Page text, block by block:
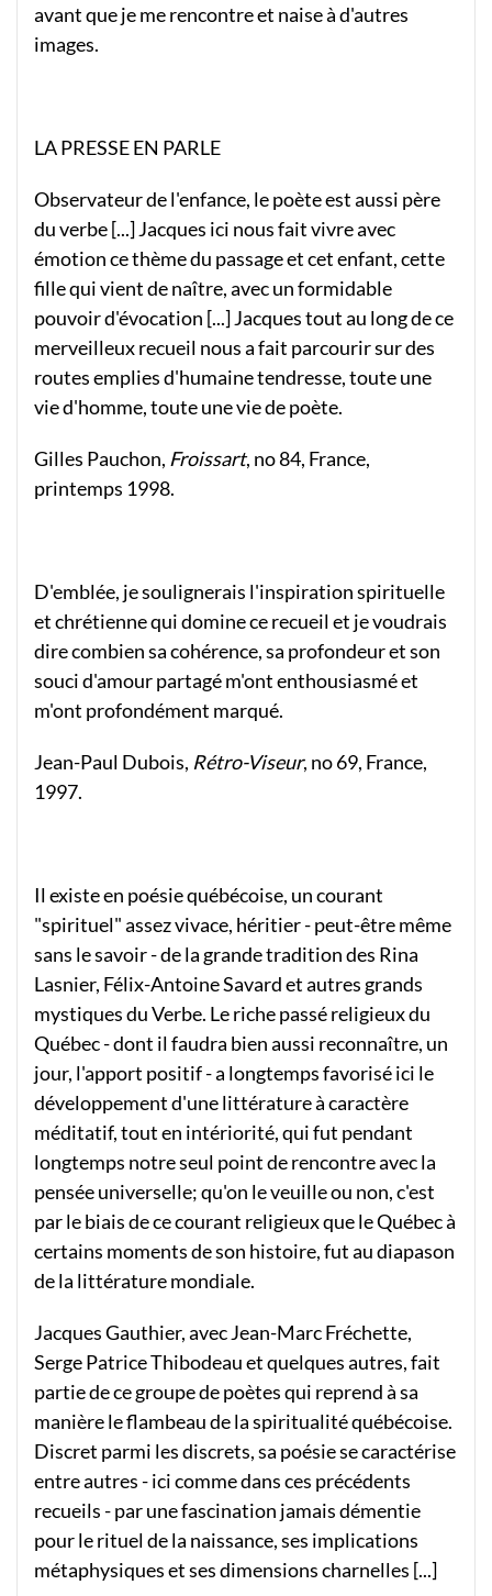
avant que je me rencontre et naise à d'autres
images.
LA PRESSE EN PARLE
Observateur de l'enfance, le poète est aussi père
du verbe [...] Jacques ici nous fait vivre avec
émotion ce thème du passage et cet enfant, cette
fille qui vient de naître, avec un formidable
pouvoir d'évocation [...] Jacques tout au long de ce
merveilleux recueil nous a fait parcourir sur des
routes emplies d'humaine tendresse, toute une
vie d'homme, toute une vie de poète.
Gilles Pauchon, Froissart, no 84, France,
printemps 1998.
D'emblée, je soulignerais l'inspiration spirituelle
et chrétienne qui domine ce recueil et je voudrais
dire combien sa cohérence, sa profondeur et son
souci d'amour partagé m'ont enthousiasmé et
m'ont profondément marqué.
Jean-Paul Dubois, Rétro-Viseur, no 69, France,
1997.
Il existe en poésie québécoise, un courant
"spirituel" assez vivace, héritier - peut-être même
sans le savoir - de la grande tradition des Rina
Lasnier, Félix-Antoine Savard et autres grands
mystiques du Verbe. Le riche passé religieux du
Québec - dont il faudra bien aussi reconnaître, un
jour, l'apport positif - a longtemps favorisé ici le
développement d'une littérature à caractère
méditatif, tout en intériorité, qui fut pendant
longtemps notre seul point de rencontre avec la
pensée universelle; qu'on le veuille ou non, c'est
par le biais de ce courant religieux que le Québec à
certains moments de son histoire, fut au diapason
de la littérature mondiale.
Jacques Gauthier, avec Jean-Marc Fréchette,
Serge Patrice Thibodeau et quelques autres, fait
partie de ce groupe de poètes qui reprend à sa
manière le flambeau de la spiritualité québécoise.
Discret parmi les discrets, sa poésie se caractérise
entre autres - ici comme dans ces précédents
recueils - par une fascination jamais démentie
pour le rituel de la naissance, ses implications
métaphysiques et ses dimensions charnelles [...]